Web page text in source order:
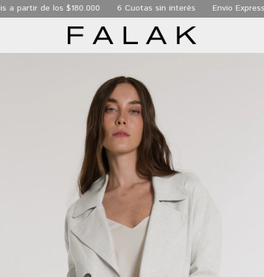
los $180.000 6 Cuotas sin interés Envio Express de 24